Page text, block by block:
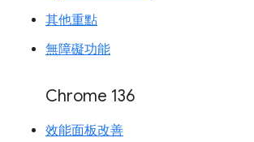
其他重點
無障礙功能
Chrome 136
效能面板改善